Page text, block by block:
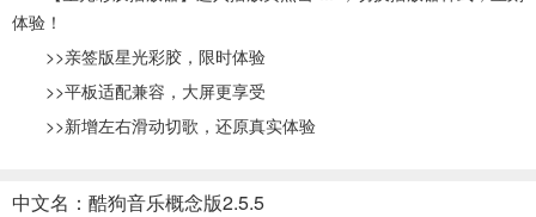
体验！
>>亲签版星光彩胶，限时体验
>>平板适配兼容，大屏更享受
>>新增左右滑动切歌，还原真实体验
中文名：酷狗音乐概念版2.5.5